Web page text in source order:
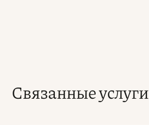
Связанные услуги